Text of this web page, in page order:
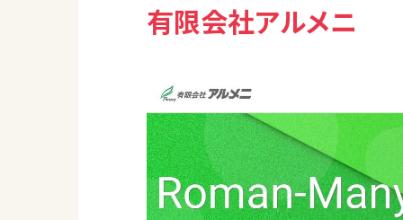
有限会社アルメニ